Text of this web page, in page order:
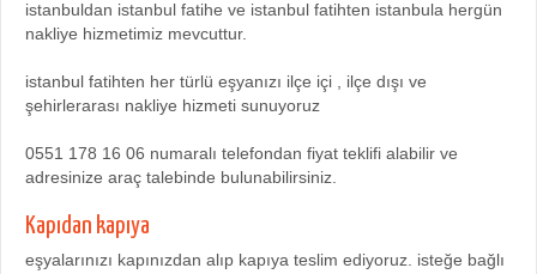
istanbuldan istanbul fatihe ve istanbul fatihten istanbula hergün
nakliye hizmetimiz mevcuttur.
istanbul fatihten her türlü eşyanızı ilçe içi , ilçe dışı ve
şehirlerarası nakliye hizmeti sunuyoruz
0551 178 16 06 numaralı telefondan fiyat teklifi alabilir ve
adresinize araç talebinde bulunabilirsiniz.
Kapıdan kapıya
eşyalarınızı kapınızdan alıp kapıya teslim ediyoruz. isteğe bağlı